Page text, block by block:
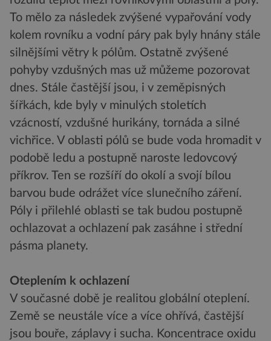
To mělo za následek zvýšené vypařování vody
kolem rovníku a vodní páry pak byly hnány stále
silnějšími větry k pólům. Ostatně zvýšené
pohyby vzdušných mas už můžeme pozorovat
dnes. Stále častější jsou, i v zeměpisných
šířkách, kde byly v minulých stoletích
vzácností, vzdušné hurikány, tornáda a silné
vichřice. V oblasti pólů se bude voda hromadit v
podobě ledu a postupně naroste ledovcový
příkrov. Ten se rozšíří do okolí a svojí bílou
barvou bude odrážet více slunečního záření.
Póly i přilehlé oblasti se tak budou postupně
ochlazovat a ochlazení pak zasáhne i střední
pásma planety.
Oteplením k ochlazení
V současné době je realitou globální oteplení.
Země se neustále více a více ohřívá, častější
jsou bouře, záplavy i sucha. Koncentrace oxidu